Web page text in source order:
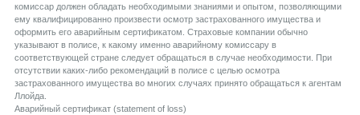
комиссар должен обладать необходимыми знаниями и опытом, позволяющими
ему квалифицированно произвести осмотр застрахованного имущества и
оформить его аварийным сертификатом. Страховые компании обычно
указывают в полисе, к какому именно аварийному комиссару в
соответствующей стране следует обращаться в случае необходимости. При
отсутствии каких-либо рекомендаций в полисе с целью осмотра
застрахованного имущества во многих случаях принято обращаться к агентам
Ллойда.
Aварийный сертификат (statement of loss)